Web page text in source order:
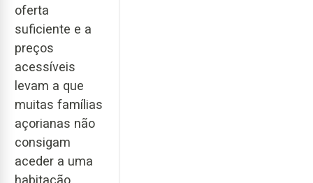
oferta
suficiente e a
preços
acessíveis
levam a que
muitas famílias
açorianas não
consigam
aceder a uma
habitação